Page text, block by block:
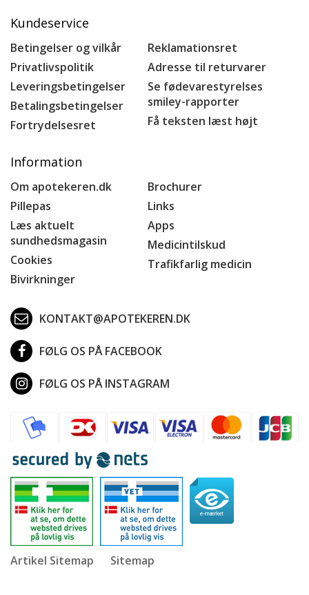
Kundeservice
Betingelser og vilkår
Privatlivspolitik
Leveringsbetingelser
Betalingsbetingelser
Fortrydelsesret
Reklamationsret
Adresse til returvarer
Se fødevarestyrelses
smiley-rapporter
Få teksten læst højt
Information
Om apotekeren.dk
Pillepas
Læs aktuelt
sundhedsmagasin
Cookies
Bivirkninger
Brochurer
Links
Apps
Medicintilskud
Trafikfarlig medicin
KONTAKT@APOTEKEREN.DK
FØLG OS PÅ FACEBOOK
FØLG OS PÅ INSTAGRAM
Artikel Sitemap Sitemap